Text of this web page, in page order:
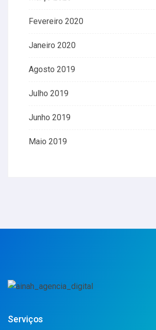
Fevereiro 2020
Janeiro 2020
Agosto 2019
Julho 2019
Junho 2019
Maio 2019
Serviços